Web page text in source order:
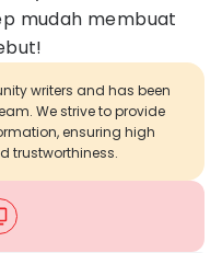
mudah membuat
writers and has been
We strive to provide
ensuring high
trustworthiness.